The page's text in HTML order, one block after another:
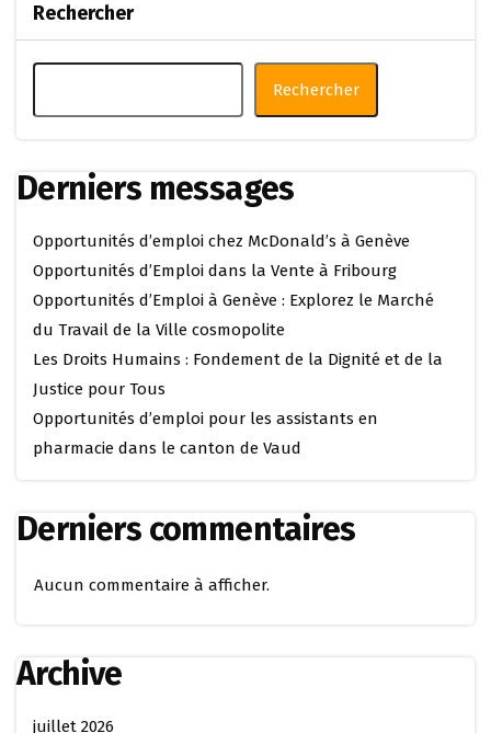
Rechercher
Rechercher
Derniers messages
Opportunités d’emploi chez McDonald’s à Genève
Opportunités d’Emploi dans la Vente à Fribourg
Opportunités d’Emploi à Genève : Explorez le Marché
du Travail de la Ville cosmopolite
Les Droits Humains : Fondement de la Dignité et de la
Justice pour Tous
Opportunités d’emploi pour les assistants en
pharmacie dans le canton de Vaud
Derniers commentaires
Aucun commentaire à afficher.
Archive
juillet 2026